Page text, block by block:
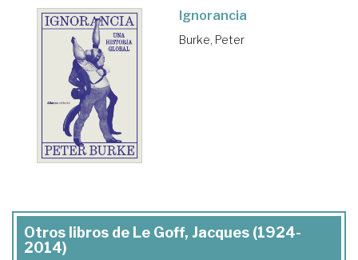
Ignorancia
Burke, Peter
Otros libros de Le Goff, Jacques (1924-
2014)